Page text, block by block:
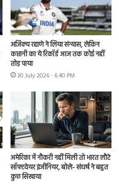
अजिंक्य रहाणे ने लिया संन्यास, लेकिन
कप्तानी का ये रिकॉर्ड आज तक कोई नहीं
तोड़ पाया
30 July 2026 - 6:40 PM
अमेरिका में नौकरी नहीं मिली तो भारत लौटे
सॉफ्टवेयर इंजीनियर, बोले- संघर्ष ने बहुत
कुछ सिखाया